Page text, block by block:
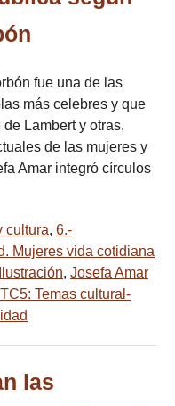
fue una de las
más celebres y que
Lambert y otras,
de las mujeres y
Amar integró círculos
cultura, 6.-
Mujeres vida cotidiana
Ilustración, Josefa Amar
TC5: Temas cultural-
las